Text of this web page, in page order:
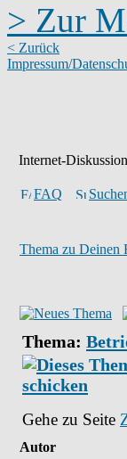
> Zur
< Zurück
Impressum/
Internet-
FAQ
Thema zu Deinen
Thema:
Gehe zu Seite
Autor